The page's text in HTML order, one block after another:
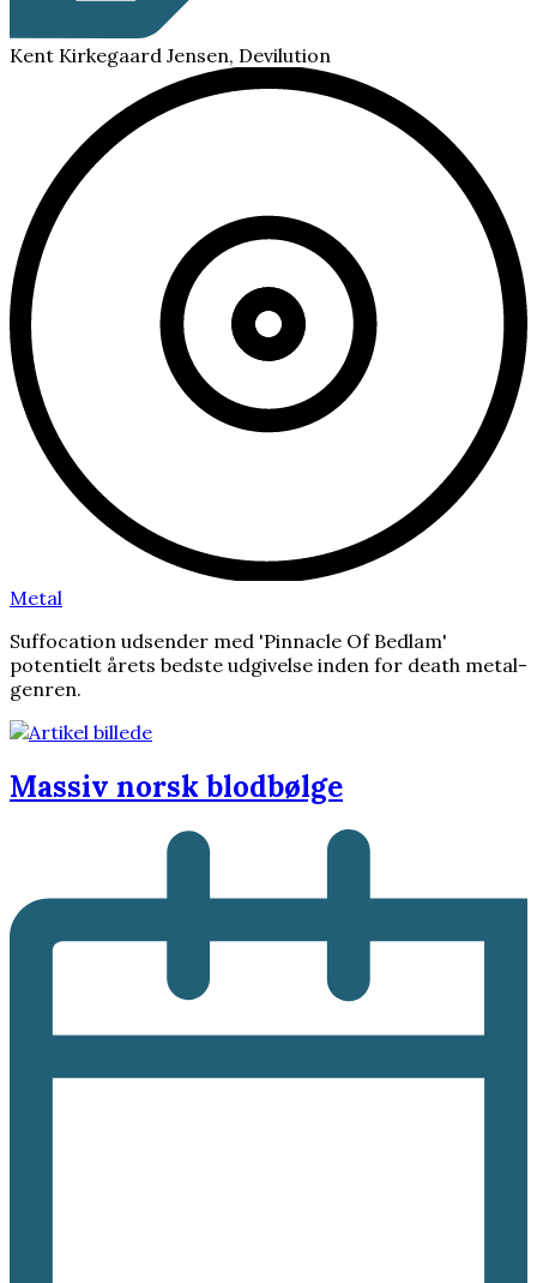
Kent Kirkegaard Jensen, Devilution
Metal
Suffocation udsender med 'Pinnacle Of Bedlam'
potentielt årets bedste udgivelse inden for death metal-
genren.
Massiv norsk blodbølge